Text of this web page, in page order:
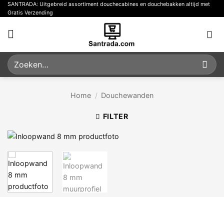
Ga
naar
inhoud
SANTRADA: Uitgebreid assortiment douchecabines en douchebakken altijd met
Gratis Verzending
Zoeken
naar:
Home / Douchewanden
FILTER